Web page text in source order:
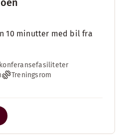
10 minutter med bil fra
Treningsrom